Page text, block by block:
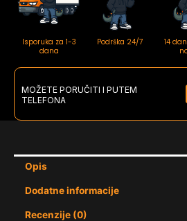
Isporuka za 1-3
dana
Podrška 24/7
14
MOŽETE PORUČITI I PUTEM
TELEFONA
Opis
Dodatne informacije
Recenzije (0)